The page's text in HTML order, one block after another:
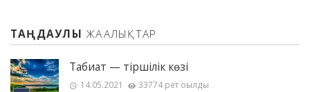
ТАҢДАУЛЫ ЖАҢАЛЫҚТАР
Табиғат — тіршілік көзі
14.05.2021 33774 рет оқылды